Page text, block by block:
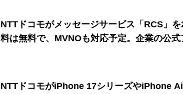
NTTドコモがメッセージサービス「RCS」
料は無料で、MVNOも対応予定。企業の公
NTTドコモがiPhone 17シリーズやiPhone